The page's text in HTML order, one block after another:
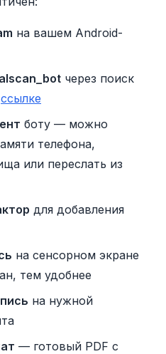
на вашем Android-
через поиск
ссылке
боту — можно
телефона,
или переслать из
для добавления
на сенсорном экране
тем удобнее
на нужной
— готовый PDF с